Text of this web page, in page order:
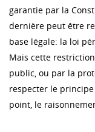
garantie par la
dernière peut être
base légale: la loi
Mais cette
public, ou par la
respecter le
point, le